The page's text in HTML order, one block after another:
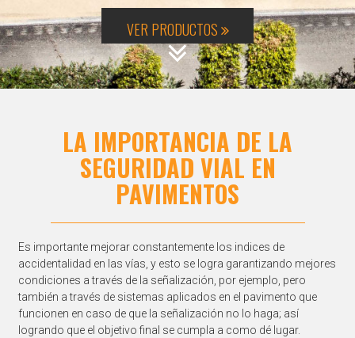
LA IMPORTANCIA DE LA
SEGURIDAD VIAL EN
PAVIMENTOS
Es importante mejorar constantemente los indices de
accidentalidad en las vías, y esto se logra garantizando mejores
condiciones a través de la señalización, por ejemplo, pero
también a través de sistemas aplicados en el pavimento que
funcionen en caso de que la señalización no lo haga; así
logrando que el objetivo final se cumpla a como dé lugar.